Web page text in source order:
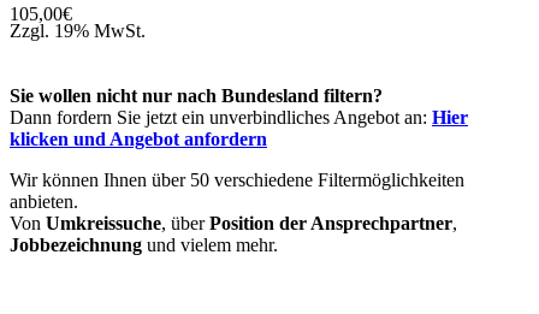
105,00€
Zzgl. 19% MwSt.
Sie wollen nicht nur nach Bundesland filtern?
Dann fordern Sie jetzt ein unverbindliches Angebot an: Hier
klicken und Angebot anfordern
Wir können Ihnen über 50 verschiedene Filtermöglichkeiten
anbieten.
Von Umkreissuche, überPosition der Ansprechpartner,
Jobbezeichnung und vielem mehr.